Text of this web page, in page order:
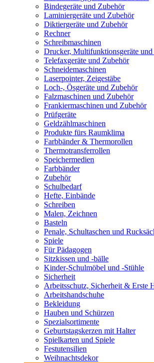
Bindegeräte und Zubehör
Laminiergeräte und Zubehör
Diktiergeräte und Zubehör
Rechner
Schreibmaschinen
Drucker, Multifunktionsgeräte
Telefaxgeräte und Zubehör
Schneidemaschinen
Laserpointer, Zeigestäbe
Loch-, Ösgeräte und Zubehör
Falzmaschinen und Zubehör
Frankiermaschinen und Zubehör
Prüfgeräte
Geldzählmaschinen
Produkte fürs Raumklima
Farbbänder & Thermorollen
Thermotransferrollen
Speichermedien
Farbbänder
Zubehör
Schulbedarf
Hefte, Einbände
Schreiben
Malen, Zeichnen
Basteln
Penale, Schultaschen und
Spiele
Für Pädagogen
Sitzkissen und -bälle
Kinder-Schulmöbel und -Stühle
Sicherheit
Arbeitsschutz, Sicherheit & Erste
Arbeitshandschuhe
Bekleidung
Hauben und Schürzen
Spezialsortimente
Geburtstagskerzen mit Halter
Spielkarten und Spiele
Festutensilien
Weihnachtsdekor